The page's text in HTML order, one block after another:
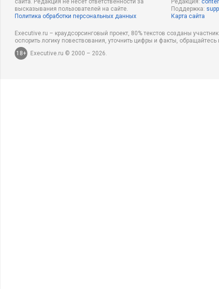
сайта. Редакция не несет ответственности за
высказывания пользователей на сайте.
Политика обработки персональных данных
Редакция:
Поддержка:
Карта сайта
Executive.ru – краудсорсинговый проект, 80% текстов созданы
оспорить логику повествования, уточнить цифры и факты,
18+
Executive.ru © 2000 – 2026.